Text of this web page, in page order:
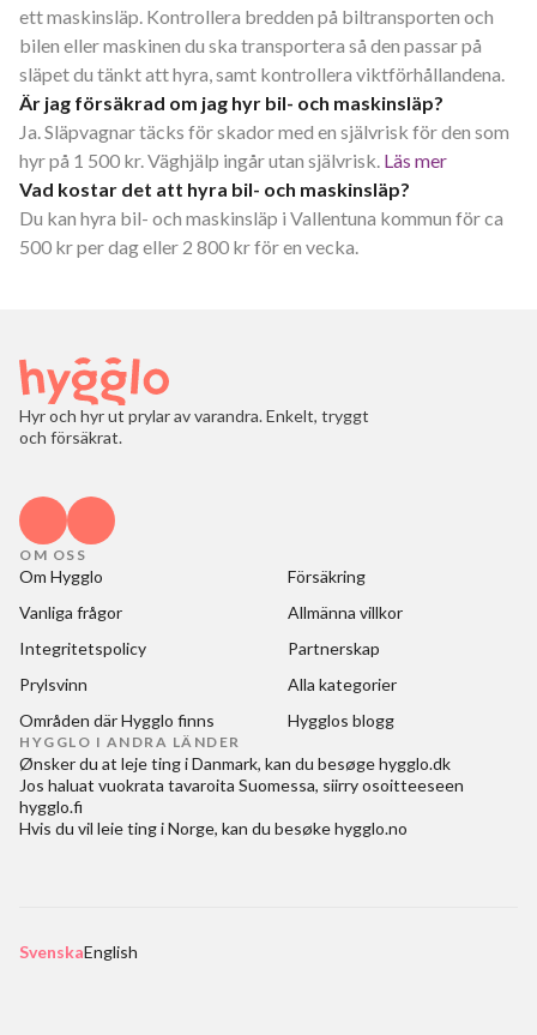
ett maskinsläp. Kontrollera bredden på biltransporten och
bilen eller maskinen du ska transportera så den passar på
släpet du tänkt att hyra, samt kontrollera viktförhållandena.
Är jag försäkrad om jag hyr bil- och maskinsläp?
Ja. Släpvagnar täcks för skador med en självrisk för den som
hyr på 1 500 kr. Väghjälp ingår utan självrisk. Läs mer
Vad kostar det att hyra bil- och maskinsläp?
Du kan hyra bil- och maskinsläp i Vallentuna kommun för ca
500 kr per dag eller 2 800 kr för en vecka.
Hyr och hyr ut prylar av varandra. Enkelt, tryggt
och försäkrat.
OM OSS
Om Hygglo
Försäkring
Vanliga frågor
Allmänna villkor
Integritetspolicy
Partnerskap
Prylsvinn
Alla kategorier
Områden där Hygglo finns
Hygglos blogg
HYGGLO I ANDRA LÄNDER
Ønsker du at leje ting i Danmark, kan du besøgehygglo.dk
Jos haluat vuokrata tavaroita Suomessa, siirry osoitteeseen
hygglo.fi
Hvis du vil leie ting i Norge, kan du besøkehygglo.no
SvenskaEnglish